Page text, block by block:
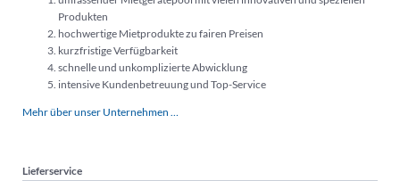
Produkten
hochwertige Mietprodukte zu fairen Preisen
kurzfristige Verfügbarkeit
schnelle und unkomplizierte Abwicklung
intensive Kundenbetreuung und Top-Service
Mehr über unser Unternehmen …
Lieferservice